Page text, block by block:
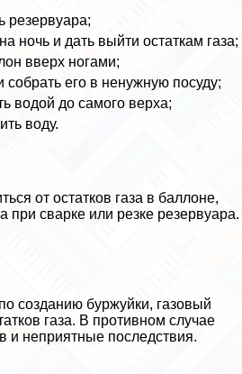
резервуара;
ночь и дать выйти остаткам газа;
вверх ногами;
собрать его в ненужную посуду;
водой до самого верха;
воду.
от остатков газа в баллоне,
при сварке или резке резервуара.
созданию буржуйки, газовый
газа. В противном случае
и неприятные последствия.